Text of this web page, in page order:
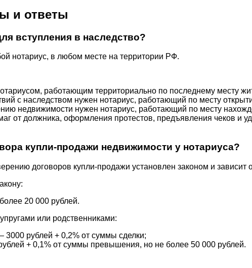
и ответы
вступления в наследство?
нотариус, в любом месте на территории РФ.
работающим территориально по последнему месту
с наследством нужен нотариус, работающий по месту
недвижимости нужен нотариус, работающий по месту
от должника, оформления протестов, предъявления чеков
купли-продажи недвижимости у нотариуса?
договоров купли-продажи установлен законом и зависит
20 000 рублей.
или родственниками:
рублей + 0,2% от суммы сделки;
+ 0,1% от суммы превышения, но не более 50 000 рублей.